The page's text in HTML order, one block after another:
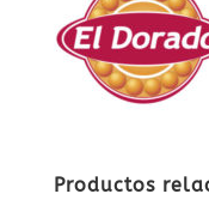
Productos